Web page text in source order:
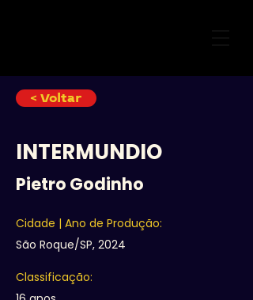
< Voltar
INTERMUNDIO
Pietro Godinho
Cidade | Ano de Produção:
São Roque/SP, 2024
Classificação: